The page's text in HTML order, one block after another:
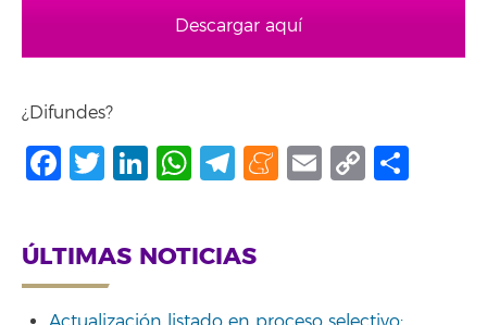
Descargar aquí
¿Difundes?
Facebook
Twitter
LinkedIn
WhatsApp
Telegram
Meneame
Email
Copy
ÚLTIMAS NOTICIAS